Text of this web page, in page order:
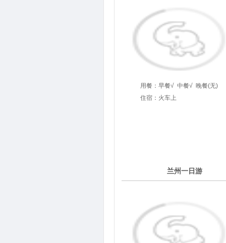
用餐： 早餐√ 中餐√ 晚餐(无)
住宿：火车上
兰州一日游